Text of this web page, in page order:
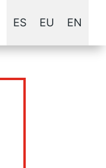
ES EU EN